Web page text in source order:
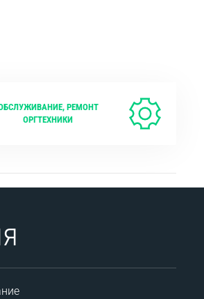
РЕМОНТ
ОРГТЕХНИКИ